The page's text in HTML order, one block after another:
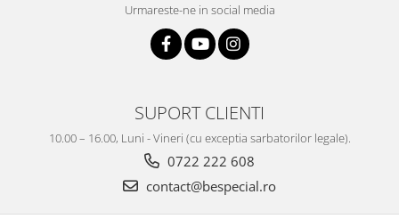
Urmareste-ne in social media
SUPORT CLIENTI
10.00 – 16.00, Luni - Vineri (cu exceptia sarbatorilor legale).
0722 222 608
contact@bespecial.ro